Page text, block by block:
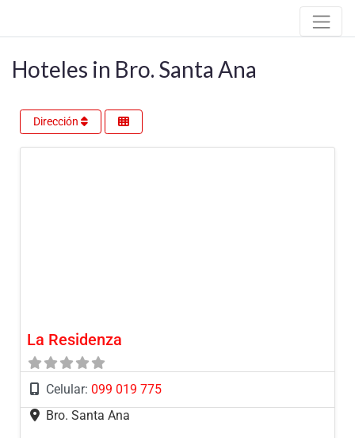
Hoteles in Bro. Santa Ana
Dirección
La Residenza
Celular: 099 019 775
Bro. Santa Ana